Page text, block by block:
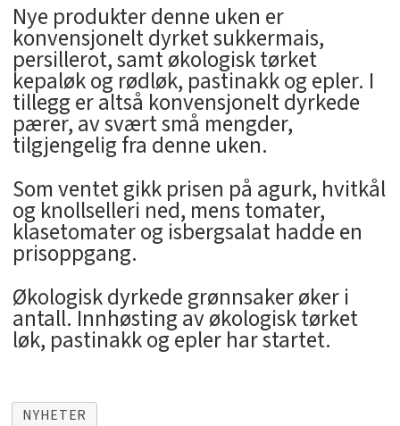
Nye produkter denne uken er
konvensjonelt dyrket sukkermais,
persillerot, samt økologisk tørket
kepaløk og rødløk, pastinakk og epler. I
tillegg er altså konvensjonelt dyrkede
pærer, av svært små mengder,
tilgjengelig fra denne uken.
Som ventet gikk prisen på agurk, hvitkål
og knollselleri ned, mens tomater,
klasetomater og isbergsalat hadde en
prisoppgang.
Økologisk dyrkede grønnsaker øker i
antall. Innhøsting av økologisk tørket
løk, pastinakk og epler har startet.
NYHETER